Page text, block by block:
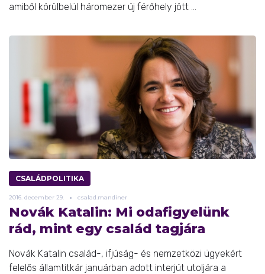
amiből körülbelül háromezer új férőhely jött ...
CSALÁDPOLITIKA
2016. december 29. csalad.mandiner
Novák Katalin: Mi odafigyelünk
rád, mint egy család tagjára
Novák Katalin család-, ifjúság- és nemzetközi ügyekért
felelős államtitkár januárban adott interjút utoljára a